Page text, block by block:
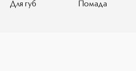
*По результатам
Для губ Помада